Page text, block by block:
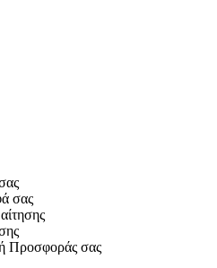
σας
Προσφοράς σας